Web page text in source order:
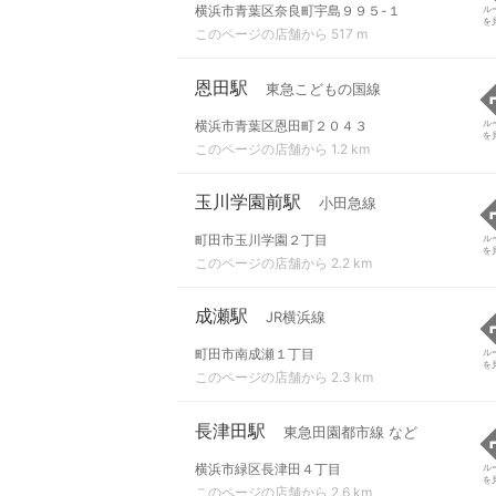
横浜市青葉区奈良町宇島９９５-１
このページの店舗から 517 m
ル
を
恩田駅 東急こどもの国線
横浜市青葉区恩田町２０４３
このページの店舗から 1.2 km
ル
を
玉川学園前駅 小田急線
町田市玉川学園２丁目
このページの店舗から 2.2 km
ル
を
成瀬駅 JR横浜線
町田市南成瀬１丁目
このページの店舗から 2.3 km
ル
を
長津田駅 東急田園都市線 など
横浜市緑区長津田４丁目
このページの店舗から 2.6 km
ル
を